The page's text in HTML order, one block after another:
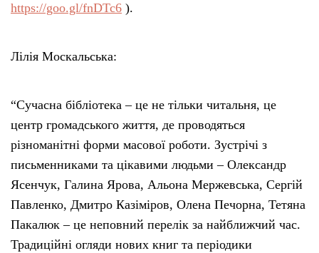
https://goo.gl/fnDTc6 ).
Лілія Москальська:
“Сучасна бібліотека – це не тільки читальня, це
центр громадського життя, де проводяться
різноманітні форми масової роботи. Зустрічі з
письменниками та цікавими людьми – Олександр
Ясенчук, Галина Ярова, Альона Мержевська, Сергій
Павленко, Дмитро Казіміров, Олена Печорна, Тетяна
Пакалюк – це неповний перелік за найближчий час.
Традиційні огляди нових книг та періодики